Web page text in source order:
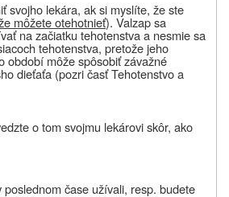
svojho lekára, ak si myslíte, že ste
môžete otehotnieť). Valzap sa
na začiatku tehotenstva a nesmie sa
tehotenstva, pretože jeho
období môže spôsobiť závažné
dieťaťa (pozri časť Tehotenstvo a
o tom svojmu lekárovi skôr, ako
čase užívali, resp. budete